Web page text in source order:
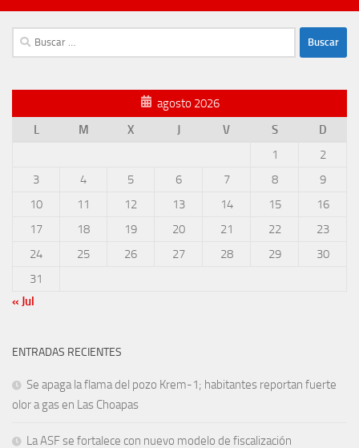
Buscar:
agosto 2026
L
M X J V S
D
1
2
3
4 5 6 7 8
9
10
11 12 13 14 15
16
17
18 19 20 21 22
23
24
25 26 27 28 29
30
31
« Jul
ENTRADAS RECIENTES
Se apaga la flama del pozo Krem-1; habitantes reportan fuerte
olor a gas en Las Choapas
La ASF se fortalece con nuevo modelo de fiscalización